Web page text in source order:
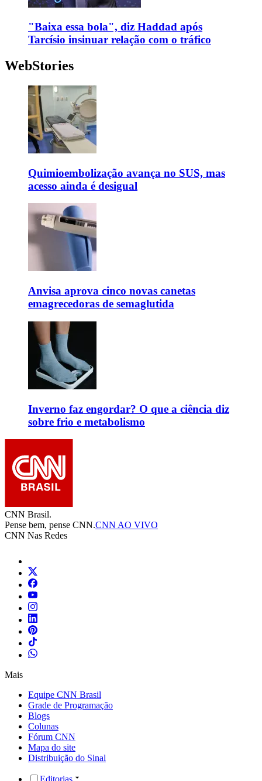
"Baixa essa bola", diz Haddad após
Tarcísio insinuar relação com o tráfico
WebStories
Quimioembolização avança no SUS, mas
acesso ainda é desigual
Anvisa aprova cinco novas canetas
emagrecedoras de semaglutida
Inverno faz engordar? O que a ciência diz
sobre frio e metabolismo
CNN Brasil.
Pense bem, pense CNN.CNN AO VIVO
CNN Nas Redes
Mais
Equipe CNN Brasil
Grade de Programação
Blogs
Colunas
Fórum CNN
Mapa do site
Distribuição do Sinal